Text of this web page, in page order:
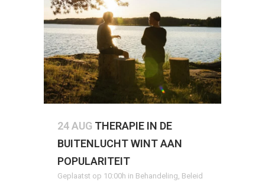
24 AUG THERAPIE IN DE
BUITENLUCHT WINT AAN
POPULARITEIT
Geplaatst op 10:00h in Behandeling Beleid